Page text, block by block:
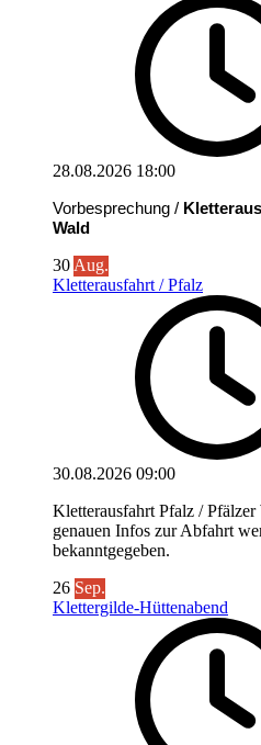
28.08.2026 18:00
Vorbesprechung /
Wald
30 Aug.
Kletterausfahrt / Pfalz
30.08.2026 09:00
Kletterausfahrt Pfalz /
genauen Infos zur Abfahrt
bekanntgegeben.
26 Sep.
Klettergilde-Hüttenabend